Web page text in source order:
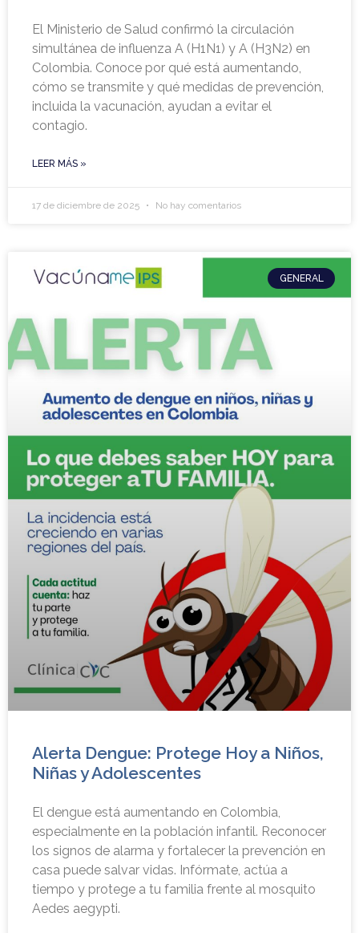
El Ministerio de Salud confirmó la circulación
simultánea de influenza A (H1N1) y A (H3N2) en
Colombia. Conoce por qué está aumentando,
cómo se transmite y qué medidas de prevención,
incluida la vacunación, ayudan a evitar el
contagio.
LEER MÁS »
17 de diciembre de 2025 No hay comentarios
GENERAL
Alerta Dengue: Protege Hoy a Niños,
Niñas y Adolescentes
El dengue está aumentando en Colombia,
especialmente en la población infantil. Reconocer
los signos de alarma y fortalecer la prevención en
casa puede salvar vidas. Infórmate, actúa a
tiempo y protege a tu familia frente al mosquito
Aedes aegypti.